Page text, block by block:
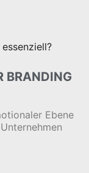
BRANDING
Ebene